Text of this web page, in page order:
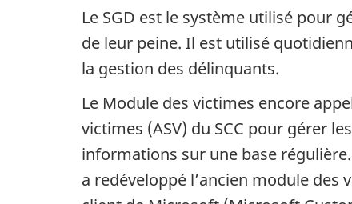
Le SGD est le système utilisé pour
de leur peine. Il est utilisé
la gestion des délinquants.
Le Module des victimes encore
victimes (ASV) du SCC pour gérer
informations sur une base régulière.
a redéveloppé l’ancien module